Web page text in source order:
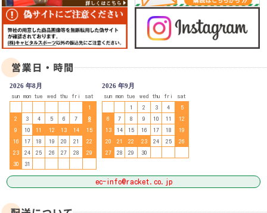
2026 年8月
sun mon tue wed thu fri
sat
1
2
3 4 5 6 7
8
9
10 11 12 13 14
15
16
17 18 19 20 21
22
23
24 25 26 27 28
29
30
31
2026 年9月
sun mon tue wed thu fri
sat
1
2 3 4
5
6
7 8 9 10 11
12
13
14 15 16 17 18
19
20
21 22 23 24 25
26
27
28 29 30
ec-info@racket.co.jp